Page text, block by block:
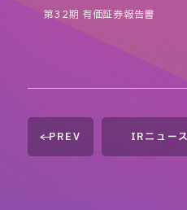
第32期 有価証券報告書
PREV IRニュー